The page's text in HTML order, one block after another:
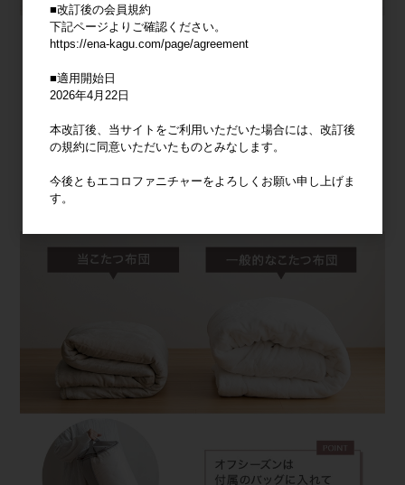
■改訂後の会員規約
下記ページよりご確認ください。
https://ena-kagu.com/page/agreement
■適用開始日
2026年4月22日
本改訂後、当サイトをご利用いただいた場合には、改訂後
の規約に同意いただいたものとみなします。
今後ともエコロファニチャーをよろしくお願い申し上げま
す。